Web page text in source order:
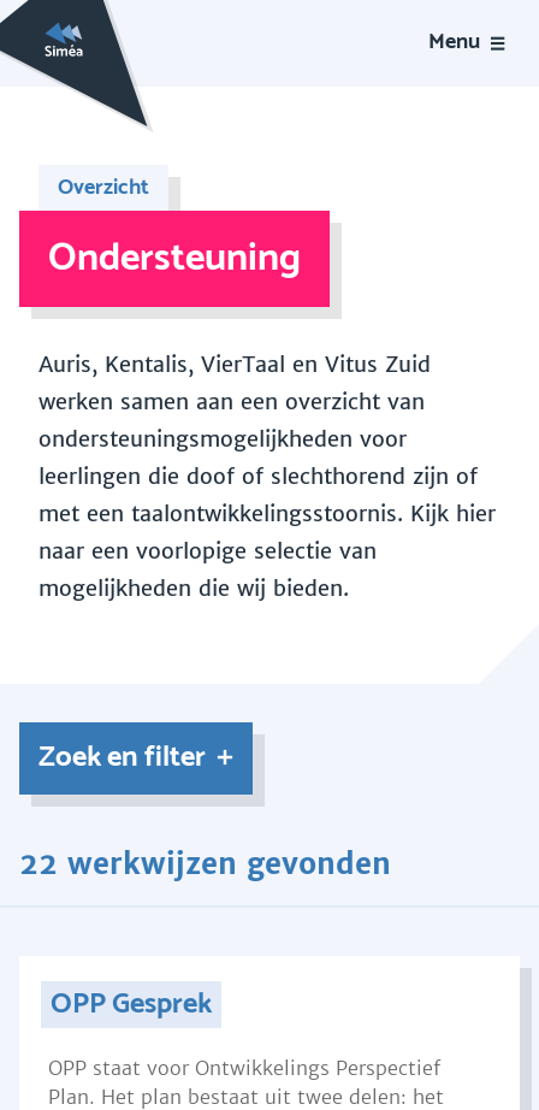
Menu
Overzicht
Ondersteuning
Auris, Kentalis, VierTaal en Vitus Zuid
werken samen aan een overzicht van
ondersteuningsmogelijkheden voor
leerlingen die doof of slechthorend zijn of
met een taalontwikkelingsstoornis. Kijk hier
naar een voorlopige selectie van
mogelijkheden die wij bieden.
Zoek en filter
22 werkwijzen gevonden
OPP Gesprek
OPP staat voor Ontwikkelings Perspectief
Plan. Het plan bestaat uit twee delen: het